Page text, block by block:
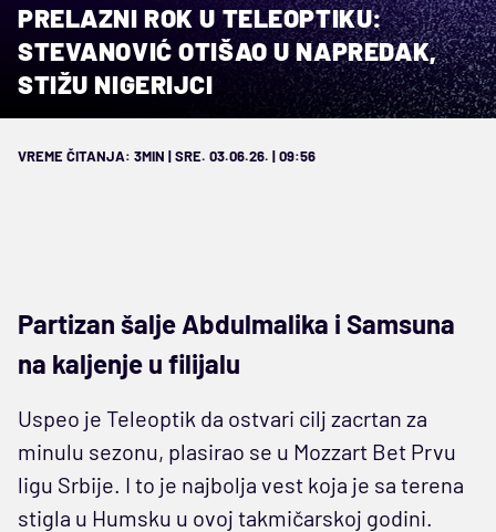
PRELAZNI ROK U TELEOPTIKU:
STEVANOVIĆ OTIŠAO U NAPREDAK,
STIŽU NIGERIJCI
VREME ČITANJA: 3MIN | SRE. 03.06.26. | 09:56
Partizan šalje Abdulmalika i Samsuna
na kaljenje u filijalu
Uspeo je Teleoptik da ostvari cilj zacrtan za
minulu sezonu, plasirao se u Mozzart Bet Prvu
ligu Srbije. I to je najbolja vest koja je sa terena
stigla u Humsku u ovoj takmičarskoj godini.